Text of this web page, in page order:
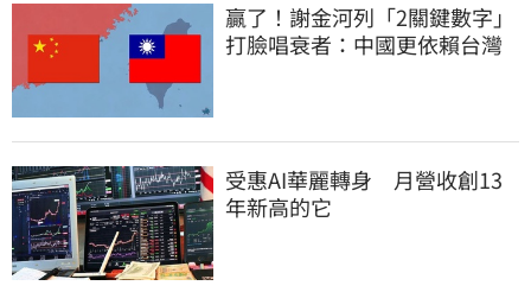
贏了！謝金河列「2關鍵數字」
打臉唱衰者：中國更依賴台灣
受惠AI華麗轉身 月營收創13
年新高的它